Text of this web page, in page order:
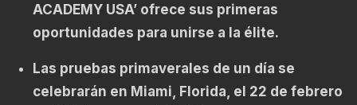
ACADEMY USA’ ofrece sus primeras
oportunidades para unirse a la élite.
Las pruebas primaverales de un día se
celebrarán en Miami, Florida, el 22 de febrero